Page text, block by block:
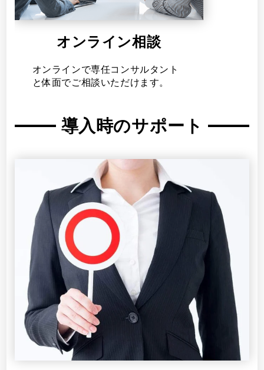
オンライン相談
オンラインで専任コンサルタント
と体面でご相談いただけます。
導入時のサポート